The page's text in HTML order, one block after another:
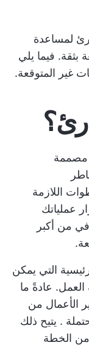
لمساعدة
بثقة. فيما يلي
غير المتوقعة.
مصممة
اللازمة
عملياتك
من أكبر
التي يمكن
عادةً ما
الأعمال من
. يتيح ذلك
من الخطة